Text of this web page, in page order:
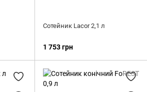
Сотейник Lacor 2,1 л
1 753 грн